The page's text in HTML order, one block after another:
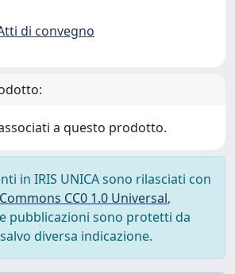
di convegno
a questo prodotto.
in IRIS UNICA sono rilasciati con
CC0 1.0 Universal,
pubblicazioni sono protetti da
diversa indicazione.